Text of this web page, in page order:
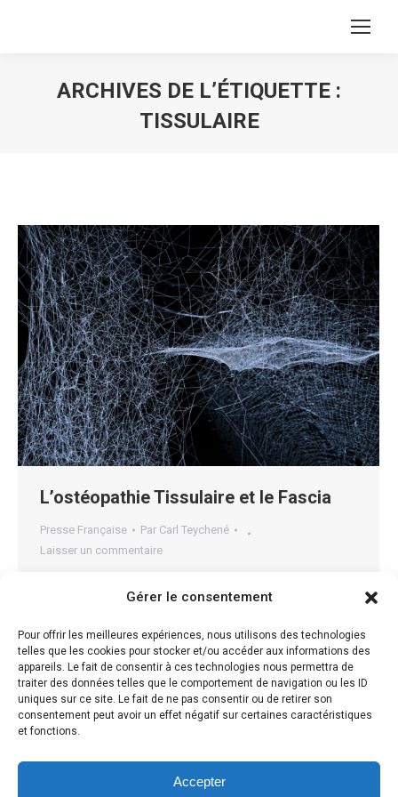
Gérer le consentement
Pour offrir les meilleures expériences, nous utilisons des technologies
telles que les cookies pour stocker et/ou accéder aux informations des
appareils. Le fait de consentir à ces technologies nous permettra de
traiter des données telles que le comportement de navigation ou les ID
uniques sur ce site. Le fait de ne pas consentir ou de retirer son
consentement peut avoir un effet négatif sur certaines caractéristiques
et fonctions.
Accepter
ARCHIVES DE L’ÉTIQUETTE :
TISSULAIRE
L’ostéopathie Tissulaire et le Fascia
Presse Française Par Carl Teychené
Laisser un commentaire
considère qu‘un corps ayant subit un traumatisme a
emmagasiné une quantité importante d’énergie
(physique, émotionnel ou métabolique). Cette énergie
reste bloquée car elle est trop importante ou que le
corps n’a pas eu le temps de s’y adapter. La
manipulation des fascias est utilisée pour évaluer